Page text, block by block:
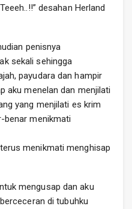
desahan Herland
penisnya
sekali sehingga
payudara dan hampir
aku menelan dan menjilati
yang menjilati es krim
benar menikmati
menikmati menghisap
mengusap dan aku
di tubuhku